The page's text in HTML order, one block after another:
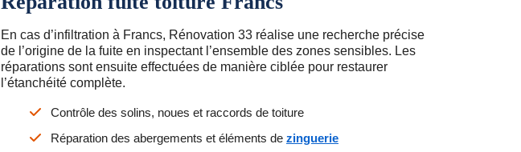
En cas d’infiltration à Francs, Rénovation 33 réalise une recherche précise
de l’origine de la fuite en inspectant l’ensemble des zones sensibles. Les
réparations sont ensuite effectuées de manière ciblée pour restaurer
l’étanchéité complète.
Contrôle des solins, noues et raccords de toiture
Réparation des abergements et éléments de zinguerie